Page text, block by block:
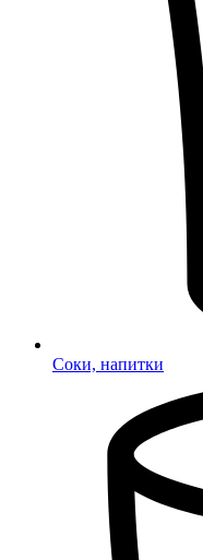
Соки, напитки